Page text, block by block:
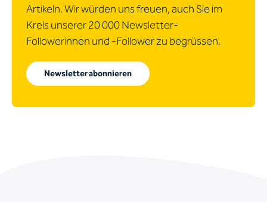
Artikeln. Wir würden uns freuen, auch Sie im
Kreis unserer 20 000 Newsletter-
Followerinnen und -Follower zu begrüssen.
Newsletter abonnieren